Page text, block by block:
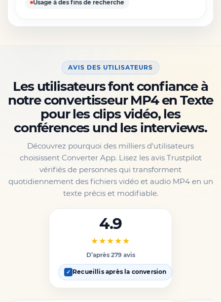
Usage à des fins de recherche
AVIS DES UTILISATEURS
Les utilisateurs font confiance à
notre convertisseur MP4 en Texte
pour les clips vidéo, les
conférences und les interviews.
Découvrez pourquoi des milliers d'utilisateurs
choisissent Converter App. Lisez les avis Trustpilot
vérifiés de personnes qui transforment
quotidiennement des fichiers vidéo et audio MP4 en un
texte précis et modifiable.
4.9
★★★★★
D’après 279 avis
✓ Recueillis après la conversion